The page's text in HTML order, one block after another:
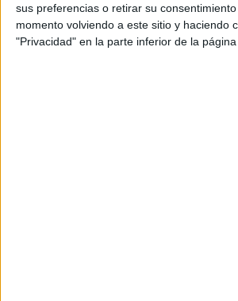
sus preferencias o retirar su
momento volviendo a este sitio y haciendo
"Privacidad" en la parte inferior de la página